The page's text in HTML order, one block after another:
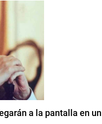
a la pantalla en